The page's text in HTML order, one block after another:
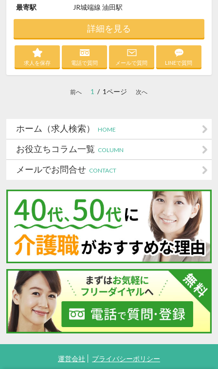
最寄駅
JR城端線 油田駅
詳細を見る
求人を保存 電話で質問 メールで質問 LINEで質問
前へ 1 / 1ページ 次へ
ホーム（求人検索）HOME
お役立ちコラム一覧 COLUMN
メールでお問合せ CONTACT
運営会社 プライバシーポリシー